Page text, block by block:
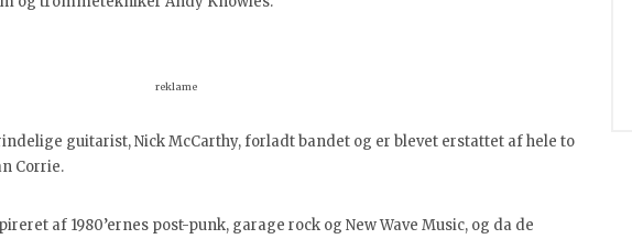
reklame
guitarist, Nick McCarthy, forladt bandet og er blevet erstattet af hele to
Corrie.
af 1980’ernes post-punk, garage rock og New Wave Music, og da de